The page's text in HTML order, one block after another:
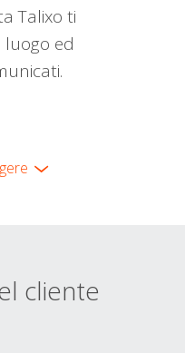
Talixo ti
ed
cliente